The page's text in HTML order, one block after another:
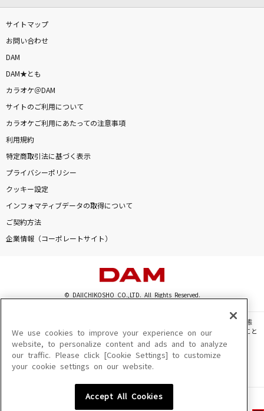
サイトマップ
お問い合わせ
DAM
DAM★とも
カラオケ＠DAM
サイトのご利用について
カラオケご利用にあたっての注意事項
利用規約
特定商取引法に基づく表示
プライバシーポリシー
クッキー設定
インフォマティブデータの取得について
ご契約方法
企業情報（コーポレートサイト）
© DAIICHIKOSHO CO.,LTD. All Rights Reserved.
このサイトに掲載されている一切の文章・画像・写真・動画・音声等を、手段や形態
を問わず、著作権法の定める範囲を超えて無断で複製、転載、ファイル化などすること
を禁じます。
楽曲及びコンテンツは、機種によりご利用いただけない場合があります。
楽曲及びコンテンツの配信日、配信内容が変更になる場合があります。
We use cookies to improve your experience on our
website, to personalize content and ads and to analyze
our traffic. Please click [Cookie Settings] to customize
your cookie settings on our website.
Accept All Cookies